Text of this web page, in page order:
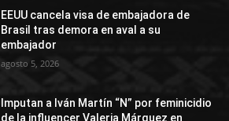
EEUU cancela visa de embajadora de
Brasil tras demora en aval a su
embajador
agosto 5, 2026
Imputan a Iván Martín “N” por feminicidio
de la influencer Valeria Márquez en